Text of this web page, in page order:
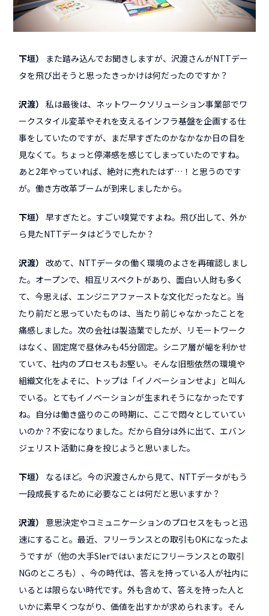
下垣
また踏み込んでお聞きしますが、沢渡さんがNTTデー
タを飛び出そうと思ったきっかけは何だったのですか？
沢渡
私は最後は、ネットワークソリューション事業部でワ
ークスタイル変革やそれを支えるインフラ基盤を企画する仕
事をしていたのですが、まだ早すぎたのかなかなか日の目を
見なくて。ちょっと停滞感を感じてしまっていたのですね。
あと2年やっていれば、絶対に売れたはず…！と思うのです
が。働き方改革ブームが到来しましたから。
下垣
早すぎたと。すごい嗅覚ですよね。飛び出して、外か
ら見たNTTデータはどうでしたか？
沢渡
改めて、NTTデータの働く環境のよさを再確認しまし
た。オープンで、相互リスペクトがあり、面白い人財も多く
て、今思えば、エンジニアファーストな文化だったなと。当
たり前だと思っていたものは、当たり前じゃなかったことを
痛感しました。次の会社は製造業でしたが、リモートワーク
はなく、固定席で昼休みも45分固定。シニア層が幅を利かせ
ていて、社内のプロセスもお堅い。そんな旧態依然の環境や
組織文化をよそに、トップは「イノベーションせよ」と叫ん
でいる。とてもイノベーションが生まれそうになかったです
ね。自分は働き盛りのこの時期に、ここで悶々としていてい
いのか？不安になりました。だから自分は外に出て、エバン
ジェリスト活動に身を投じようと思いました。
下垣
なるほど。今の沢渡さんから見て、NTTデータがもう
一段成長するために必要なことは何だと思いますか？
沢渡
意思決定やコミュニケーションのプロセスをもっと迅
速にすること。最近、フリーランスとの取引もOKになったよ
うですが（他の大手SIerではいまだにフリーランスとの取引
NGのところも）、今の時代は、答えを持っている人が社内に
いるとは限らない時代です。外も含めて、答えを持った人と
いかに素早くつながり、価値を出すかが求められます。そん